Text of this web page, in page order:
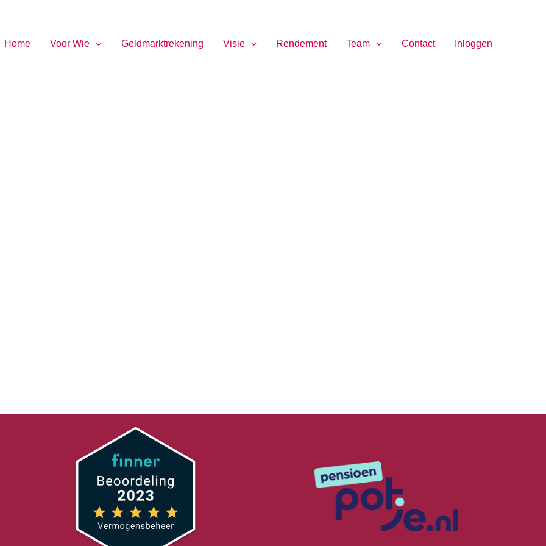
Home Voor Wie Geldmarktrekening Visie Rendement Team Contact Inloggen